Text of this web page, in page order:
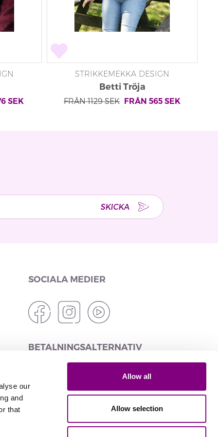
our
and
that
Allow all
Allow selection
SEK
STRIKKEMEKKA DESIGN
Betti Tröja
FRÅN 1129SEK FRÅN 565 SEK
SKICKA
SOCIALA MEDIER
BETALNINGSALTERNATIV
LEVERANSALTERNATIV